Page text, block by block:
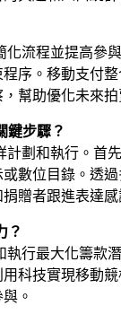
流程並提高參
序。移動支付
幫助優化未來
鍵步驟？
劃和執行。首
數位目錄。透
贈者跟進表達感
？
行最大化籌款
科技實現移動
。